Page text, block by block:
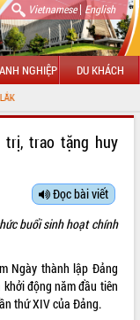
Vietnamese| English
NGHIỆP DU KHÁCH
trị, trao tặng huy
Đọc bài viết
buổi sinh hoạt chính
Ngày thành lập Đảng
động năm đầu tiên
thứ XIV của Đảng.